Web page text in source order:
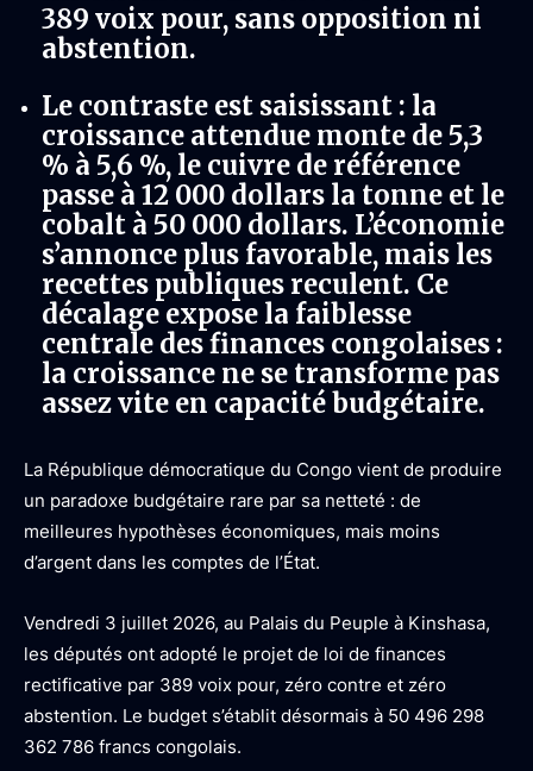
389 voix pour, sans opposition ni
abstention.
Le contraste est saisissant : la
croissance attendue monte de 5,3
% à 5,6 %, le cuivre de référence
passe à 12 000 dollars la tonne et le
cobalt à 50 000 dollars. L’économie
s’annonce plus favorable, mais les
recettes publiques reculent. Ce
décalage expose la faiblesse
centrale des finances congolaises :
la croissance ne se transforme pas
assez vite en capacité budgétaire.
La République démocratique du Congo vient de produire
un paradoxe budgétaire rare par sa netteté : de
meilleures hypothèses économiques, mais moins
d’argent dans les comptes de l’État.
Vendredi 3 juillet 2026, au Palais du Peuple à Kinshasa,
les députés ont adopté le projet de loi de finances
rectificative par 389 voix pour, zéro contre et zéro
abstention. Le budget s’établit désormais à 50 496 298
362 786 francs congolais.